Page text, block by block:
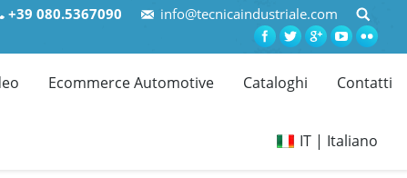
+39 080.5367090 info@tecnicaindustriale.com
Ecommerce Automotive Cataloghi Contatti
IT | Italiano